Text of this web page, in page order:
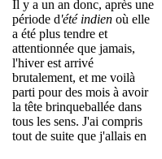
Il y a un an donc, après une
période d'été indien où elle
a été plus tendre et
attentionnée que jamais,
l'hiver est arrivé
brutalement, et me voilà
parti pour des mois à avoir
la tête brinqueballée dans
tous les sens. J'ai compris
tout de suite que j'allais en